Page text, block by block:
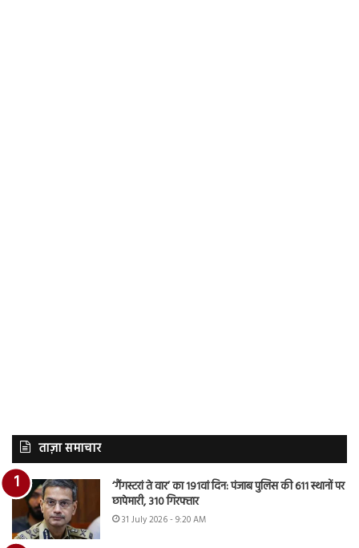
ताज़ा समाचार
‘गैंगस्टरां ते वार’ का 191वां दिन: पंजाब पुलिस की 611 स्थानों पर
छापेमारी, 310 गिरफ्तार
31 July 2026 - 9:20 AM